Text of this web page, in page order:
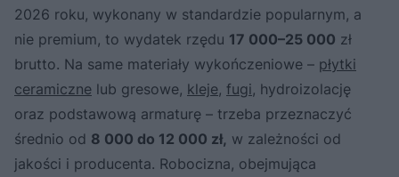
2026 roku, wykonany w standardzie popularnym, a
nie premium, to wydatek rzędu 17 000–25 000 zł
brutto. Na same materiały wykończeniowe – płytki
ceramiczne lub gresowe, kleje, fugi, hydroizolację
oraz podstawową armaturę – trzeba przeznaczyć
średnio od 8 000 do 12 000 zł, w zależności od
jakości i producenta. Robocizna, obejmująca